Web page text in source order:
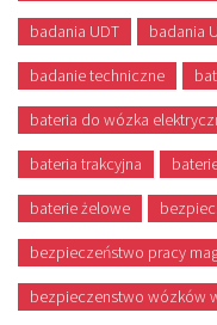
badania UDT badania
badanie techniczne
bateria do wózka
bateria trakcyjna
baterie żelowe
bezpieczeństwo pracy
bezpieczenstwo wózków